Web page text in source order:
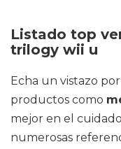
Listado top
trilogy wii u
Echa un vistazo
productos como
mejor en el
numerosas